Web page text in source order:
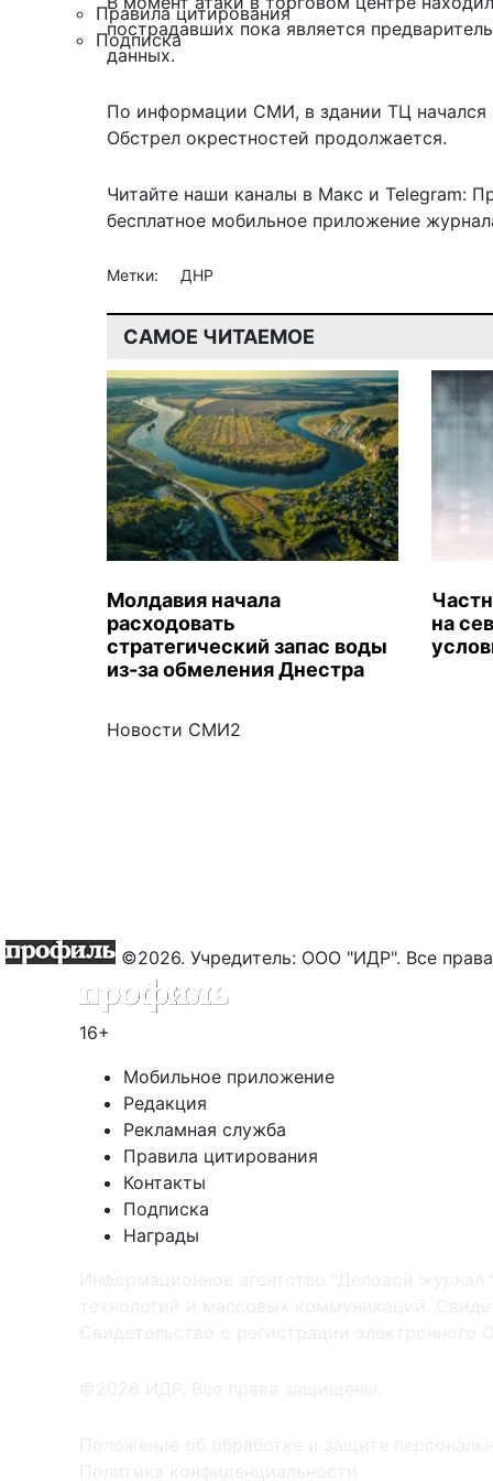
Правила цитирования
Подписка
пострадавших пока является
данных.
По информации СМИ, в здании ТЦ начался
Обстрел окрестностей продолжается.
Читайте наши каналы в Макс и Telegram:
бесплатное мобильное приложение
Метки: ДНР
САМОЕ ЧИТАЕМОЕ
Молдавия начала
расходовать
стратегический запас воды
из-за обмеления Днестра
на
Новости СМИ2
©2026. Учредитель: ООО "ИДР". Все
16+
Мобильное приложение
Редакция
Рекламная служба
Правила цитирования
Контакты
Подписка
Награды